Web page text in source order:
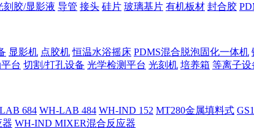
刻胶/显影液 导管 接头 硅片 玻璃基片 有机板材 封合胶
显影机 点胶机 恒温水浴摇床 PDMS混合脱泡固化一体机
台 切割/打孔设备 光学检测平台 光刻机 培养箱 等离子设
684 WH-LAB 484 WH-IND 152 MT280金属填料式
器 WH-IND MIXER混合反应器